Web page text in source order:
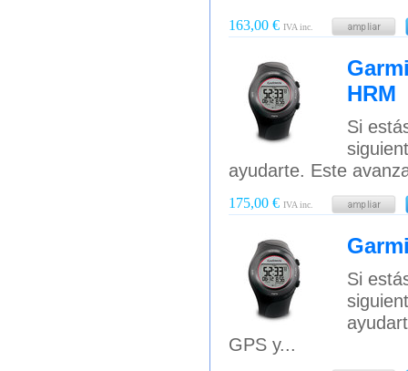
163,00 € IVA inc.
HRM
Si
ayudarte. Este
175,00 € IVA inc.
Si
GPS y...